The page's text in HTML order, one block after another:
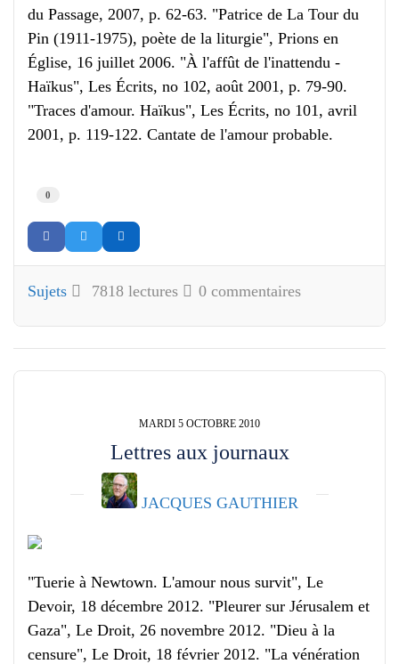
du Passage, 2007, p. 62-63. "Patrice de La Tour du
Pin (1911-1975), poète de la liturgie", Prions en
Église, 16 juillet 2006. "À l'affût de l'inattendu -
Haïkus", Les Écrits, no 102, août 2001, p. 79-90.
"Traces d'amour. Haïkus", Les Écrits, no 101, avril
2001, p. 119-122. Cantate de l'amour probable.
0
Sujets 7818 lectures 0 commentaires
MARDI 5 OCTOBRE 2010
Lettres aux journaux
JACQUES GAUTHIER
"Tuerie à Newtown. L'amour nous survit", Le
Devoir, 18 décembre 2012. "Pleurer sur Jérusalem et
Gaza", Le Droit, 26 novembre 2012. "Dieu à la
censure", Le Droit, 18 février 2012. "La vénération